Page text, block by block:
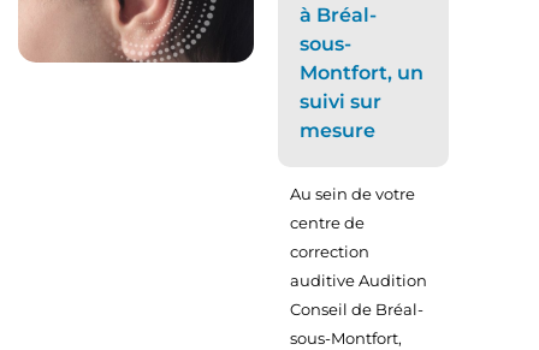
à Bréal-
sous-
Montfort, un
suivi sur
mesure
Au sein de votre
centre de
correction
auditive Audition
Conseil de Bréal-
sous-Montfort,